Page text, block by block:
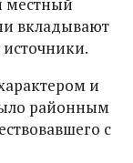
местный
вкладывают
и
районным
с